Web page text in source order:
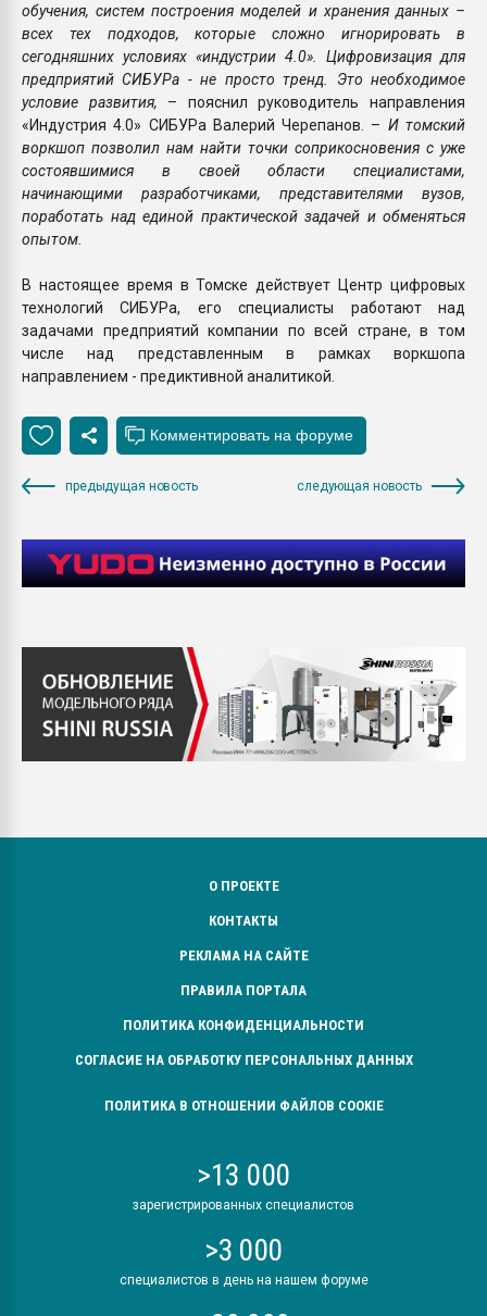
обучения, систем построения моделей и хранения данных –
всех тех подходов, которые сложно игнорировать в
сегодняшних условиях «индустрии 4.0». Цифровизация для
предприятий СИБУРа - не просто тренд. Это необходимое
условие развития, – пояснил руководитель направления
«Индустрия 4.0» СИБУРа Валерий Черепанов. – И томский
воркшоп позволил нам найти точки соприкосновения с уже
состоявшимися в своей области специалистами,
начинающими разработчиками, представителями вузов,
поработать над единой практической задачей и обменяться
опытом.
В настоящее время в Томске действует Центр цифровых
технологий СИБУРа, его специалисты работают над
задачами предприятий компании по всей стране, в том
числе над представленным в рамках воркшопа
направлением - предиктивной аналитикой.
предыдущая новость следующая новость
О ПРОЕКТЕ
КОНТАКТЫ
РЕКЛАМА НА САЙТЕ
ПРАВИЛА ПОРТАЛА
ПОЛИТИКА КОНФИДЕНЦИАЛЬНОСТИ
СОГЛАСИЕ НА ОБРАБОТКУ ПЕРСОНАЛЬНЫХ ДАННЫХ
ПОЛИТИКА В ОТНОШЕНИИ ФАЙЛОВ COOKIE
>13 000
зарегистрированных специалистов
>3 000
специалистов в день на нашем форуме